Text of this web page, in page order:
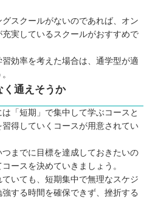
スクールがないのであれば、オン
実しているスクールがおすすめで
効率を考えた場合は、通学型が適
く通えそうか
「短期」で集中して学ぶコースと
習得していくコースが用意されてい
までに目標を達成しておきたいの
ースを決めていきましょう。
いても、短期集中で無理なスケジ
する時間を確保できず、挫折する